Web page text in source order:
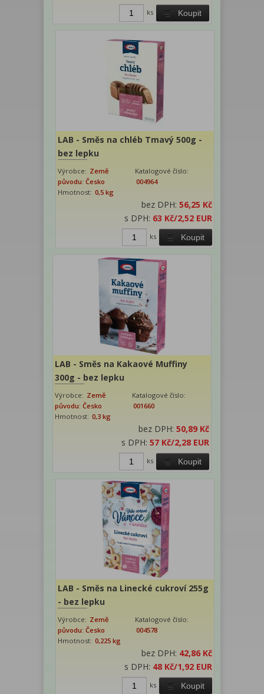
Koupit
ks
LAB - Směs na chléb Tmavý 500g -
bez lepku
Výrobce: Země
původu: Česko
Katalogové číslo:
004964
Hmotnost: 0,5 kg
bez DPH:56,25 Kč
s DPH: 63 Kč/2,52 EUR
Koupit
ks
LAB - Směs na Kakaové Muffiny
300g - bez lepku
Výrobce: Země
původu: Česko
Katalogové číslo:
001660
Hmotnost: 0,3 kg
bez DPH: 50,89 Kč
s DPH: 57 Kč/2,28 EUR
Koupit
ks
LAB - Směs na Linecké cukroví 255g
- bez lepku
Výrobce: Země
původu: Česko
Katalogové číslo:
004578
Hmotnost: 0,225 kg
bez DPH: 42,86 Kč
s DPH: 48 Kč/1,92 EUR
Koupit
ks